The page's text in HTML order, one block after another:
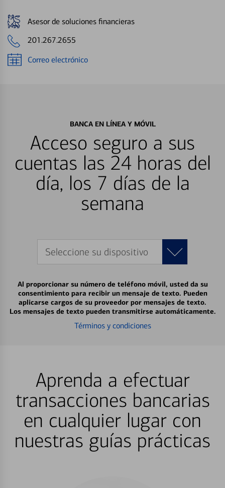
Asesor de soluciones financieras
201.267.2655
Correo electrónico
BANCA EN LÍNEA Y MÓVIL
Acceso seguro a sus
cuentas las 24 horas del
día, los 7 días de la
semana
Seleccione su dispositivo
Al proporcionar su número de teléfono móvil, usted da su
consentimiento para recibir un mensaje de texto. Pueden
aplicarse cargos de su proveedor por mensajes de texto.
Los mensajes de texto pueden transmitirse automáticamente.
Términos y condiciones
Aprenda a efectuar
transacciones bancarias
en cualquier lugar con
nuestras guías prácticas